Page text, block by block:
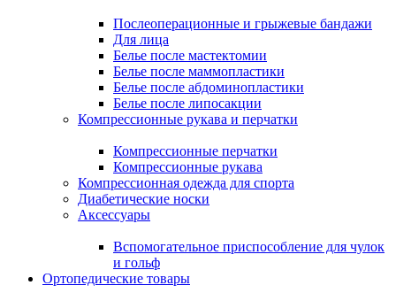
Послеоперационные и грыжевые бандажи
Для лица
Белье после мастектомии
Белье после маммопластики
Белье после абдоминопластики
Белье после липосакции
Компрессионные рукава и перчатки
Компрессионные перчатки
Компрессионные рукава
Компрессионная одежда для спорта
Диабетические носки
Аксессуары
Вспомогательное приспособление для чулок
и гольф
Ортопедические товары